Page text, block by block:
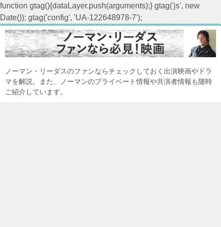
function gtag(){dataLayer.push(arguments);} gtag('js', new
Date()); gtag('config', 'UA-122648978-7');
ノーマン・リーダスのファンならチェックしておく出演映画やドラ
マを解説。また、ノーマンのプライベート情報や共演者情報も随時
ご紹介しています。